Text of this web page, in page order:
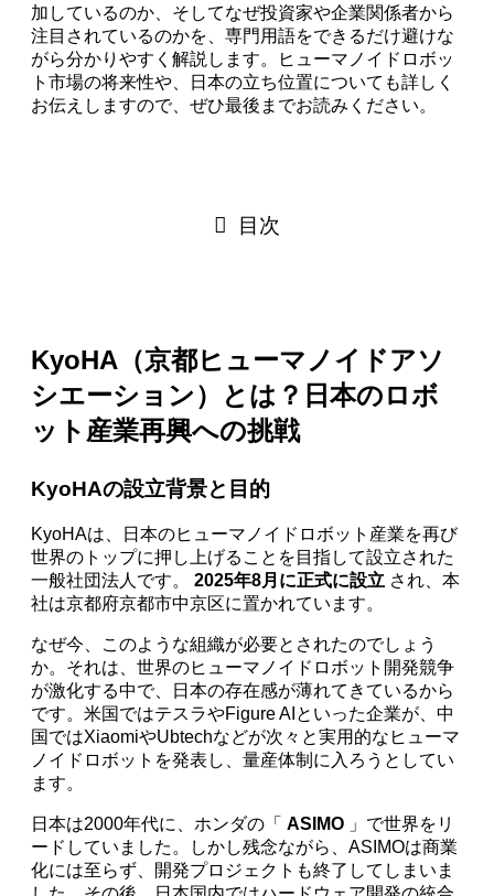
加しているのか、そしてなぜ投資家や企業関係者から
注目されているのかを、専門用語をできるだけ避けな
がら分かりやすく解説します。ヒューマノイドロボッ
ト市場の将来性や、日本の立ち位置についても詳しく
お伝えしますので、ぜひ最後までお読みください。
目次
KyoHA（京都ヒューマノイドアソ
シエーション）とは？日本のロボ
ット産業再興への挑戦
KyoHAの設立背景と目的
KyoHAは、日本のヒューマノイドロボット産業を再び
世界のトップに押し上げることを目指して設立された
一般社団法人です。2025年8月に正式に設立 され、本
社は京都府京都市中京区に置かれています。
なぜ今、このような組織が必要とされたのでしょう
か。それは、世界のヒューマノイドロボット開発競争
が激化する中で、日本の存在感が薄れてきているから
です。米国ではテスラやFigure AIといった企業が、中
国ではXiaomiやUbtechなどが次々と実用的なヒューマ
ノイドロボットを発表し、量産体制に入ろうとしてい
ます。
日本は2000年代に、ホンダの「ASIMO 」で世界をリ
ードしていました。しかし残念ながら、ASIMOは商業
化には至らず、開発プロジェクトも終了してしまいま